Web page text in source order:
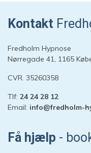
Kontakt
Fredholm Hypnose
Nørregade 41, 1165
CVR. 35260358
Tlf: 24 24 28 12
Email: info@fredholm-
Få hjælp -
Hej 👋